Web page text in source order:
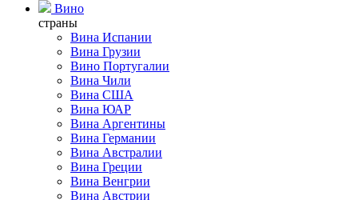
Вино
страны
Вина Испании
Вина Грузии
Вино Португалии
Вина Чили
Вина США
Вина ЮАР
Вина Аргентины
Вина Германии
Вина Австралии
Вина Греции
Вина Венгрии
Вина Австрии